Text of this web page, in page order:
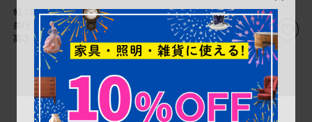
幅：880㎜
奥行：450㎜
高さ：1,750㎜
幅：1,685㎜
奥行：355㎜
高さ：845㎜